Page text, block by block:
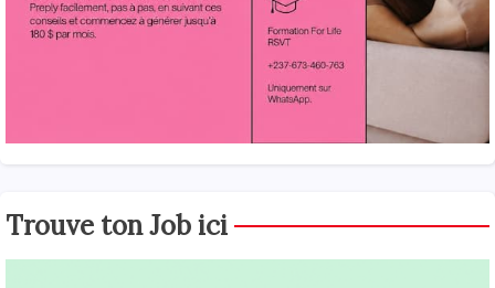
Trouve ton Job ici